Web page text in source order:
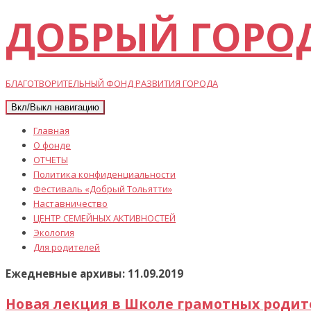
ДОБРЫЙ
БЛАГОТВОРИТЕЛЬНЫЙ ФОНД РАЗВИТИЯ ГОРОДА
Вкл/Выкл навигацию
Главная
О фонде
ОТЧЕТЫ
Политика конфиденциальности
Фестиваль «Добрый Тольятти»
Наставничество
ЦЕНТР СЕМЕЙНЫХ АКТИВНОСТЕЙ
Экология
Для родителей
Ежедневные архивы: 11.09.2019
Новая лекция в Школе грамотных